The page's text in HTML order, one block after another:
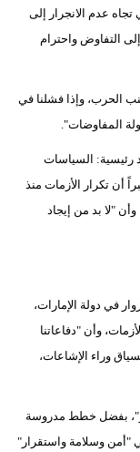
عدم الانجرار إلى
التفاوض واحترام
الحرب، وإذا فشلنا في
المفاوضات".
رئيسية: السياسات
أن تكرار الأزمات منذ
وأن "لا بد من إيجاد
في دولة الإمارات،
وأن "دفاعاتنا
وراء الإشاعات،
بفضل خطط مدروسة
"أمن وسلامة واستقرار"